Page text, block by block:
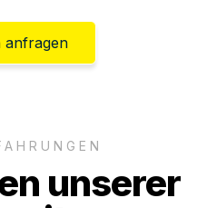
anfragen
unserer